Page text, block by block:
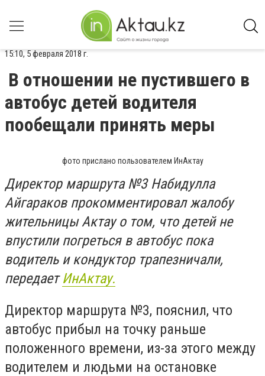
15:10, 5 февраля 2018 г.
В отношении не пустившего в
автобус детей водителя
пообещали принять меры
фото прислано пользователем ИнАктау
Директор маршрута №3 Набидулла
Айгараков прокомментировал жалобу
жительницы Актау о том, что детей не
впустили погреться в автобус пока
водитель и кондуктор трапезничали,
передаетИнАктау.
Директор маршрута №3, пояснил, что
автобус прибыл на точку раньше
положенного времени, из-за этого между
водителем и людьми на остановке